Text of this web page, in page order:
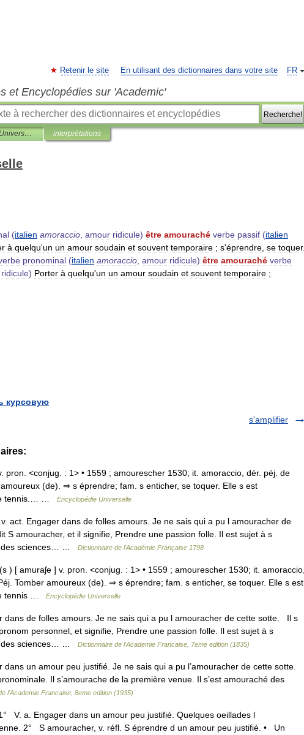
FR
Retenir le site En utilisant des dictionnaires dans votre site
et Encyclopédies sur 'Academic'
Recherche!
Encyclopédie Universelle interprétations
(italien amoraccio amour ridicule) être amouraché verbe passif (italien
à quelqu'un un amour soudain et souvent temporaire ; s'éprendre se toquer.
pronominal (italien amoraccio amour ridicule) être amouraché verbe
ridicule) Porter à quelqu'un un amour soudain et souvent temporaire ;
курсовую
s'amplifier
pron. <conjug. : 1> • 1559 ; amourescher 1530; it. amoraccio, dér. péj. de
(de). ⇒ s éprendre; fam. s enticher, se toquer. Elle s est
tennis.… …
Encyclopédie Universelle
act. Engager dans de folles amours. Je ne sais qui a pu l amouracher de
S amouracher, et il signifie, Prendre une passion folle. Il est sujet à s
des sciences… …
Dictionnaire de l'Académie Française 1798
) [ amuraʃe ] v. pron. <conjug. : 1> • 1559 ; amourescher 1530; it. amoraccio,
Tomber amoureux (de). ⇒ s éprendre; fam. s enticher, se toquer. Elle s est
tennis …
Encyclopédie Universelle
dans de folles amours. Je ne sais qui a pu l amouracher de cette sotte. Il s
personnel, et signifie, Prendre une passion folle. Il est sujet à s
des sciences… …
Dictionnaire de l'Academie Francaise, 7eme edition (1835)
un amour peu justifié. Je ne sais qui a pu l’amouracher de cette sotte.
Il s’amourache de la première venue. Il s’est amouraché des
l'Academie Francaise, 8eme edition (1935)
V. a. Engager dans un amour peu justifié. Quelques oeillades l
2° S amouracher, v. réfl. S éprendre d un amour peu justifié. • Un